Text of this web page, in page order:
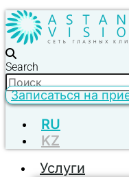
Search
Записаться на
RU
KZ
Услуги